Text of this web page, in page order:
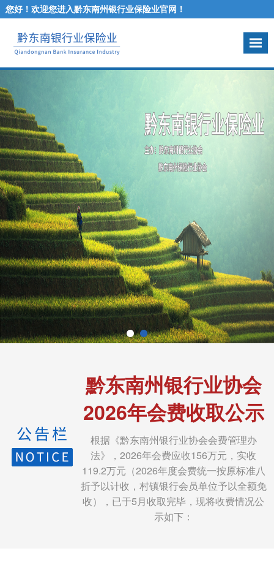
您好！欢迎您进入黔东南州银行业保险业官网！
黔东南州银行业协会
2026年会费收取公示
根据《黔东南州银行业协会会费管理办
法》，2026年会费应收156万元，实收
119.2万元（2026年度会费统一按原标准八
折予以计收，村镇银行会员单位予以全额免
收），已于5月收取完毕，现将收费情况公
示如下：